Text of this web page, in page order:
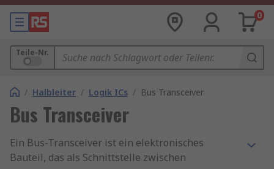
0
Teile-Nr.
/ Halbleiter / Logik ICs / Bus Transceiver
Bus Transceiver
Ein Bus-Transceiver ist ein elektronisches
Bauteil, das als Schnittstelle zwischen